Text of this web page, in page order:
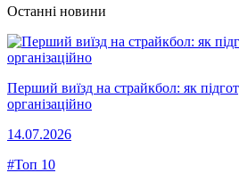
Останні новини
Перший виїзд на страйкбол: як
організаційно
14.07.2026
#Топ 10